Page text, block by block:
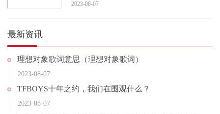
2023-08-07
最新资讯
理想对象歌词意思（理想对象歌词）
2023-08-07
TFBOYS十年之约，我们在围观什么？
2023-08-07